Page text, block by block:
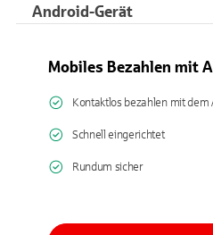
Android-Gerät
Mobiles Bezahlen mit
Kontaktlos bezahlen mit
Schnell eingerichtet
Rundum sicher